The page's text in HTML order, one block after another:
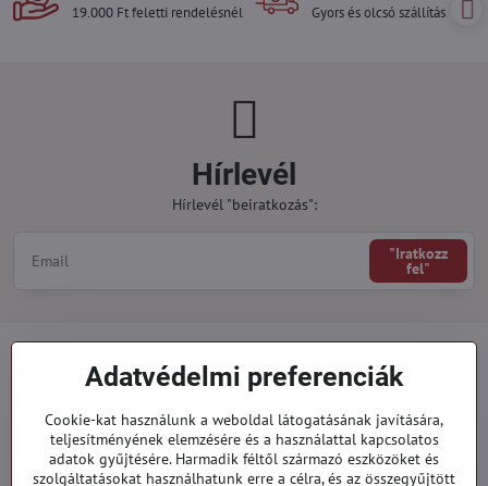
19.000 Ft feletti rendelésnél Gyors és olcsó szállítás
Hírlevél
Hírlevél "beiratkozás":
"Iratkozz
fel"
Minden a vásárlásról
Megrendelések
Kategóriák
Adatvédelmi preferenciák
Cookie-kat használunk a weboldal látogatásának javítására,
teljesítményének elemzésére és a használattal kapcsolatos
adatok gyűjtésére. Harmadik féltől származó eszközöket és
szolgáltatásokat használhatunk erre a célra, és az összegyűjtött